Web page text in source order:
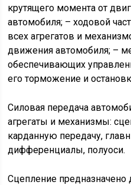
крутящего момента от
автомобиля; – ходовой
всех агрегатов и
движения автомобиля; –
обеспечивающих
его торможение и
Силовая передача
агрегаты и механизмы:
карданную передачу,
дифференциалы, полуоси.
Сцепление предназначено